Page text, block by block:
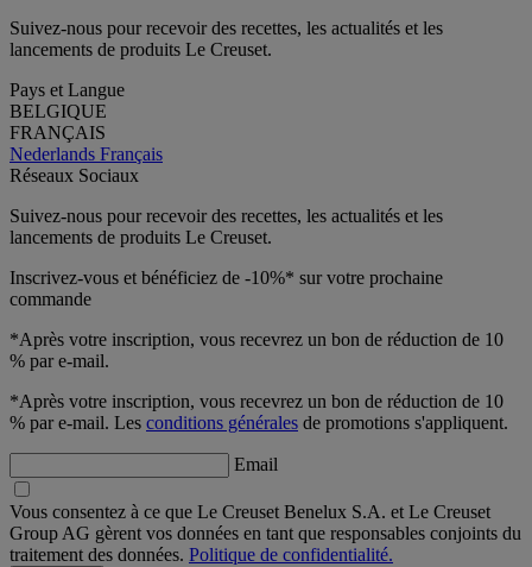
Suivez-nous pour recevoir des recettes, les actualités et les
lancements de produits Le Creuset.
Pays et Langue
BELGIQUE
FRANÇAIS
Nederlands Français
Réseaux Sociaux
Suivez-nous pour recevoir des recettes, les actualités et les
lancements de produits Le Creuset.
Inscrivez-vous et bénéficiez de -10%* sur votre prochaine
commande
*Après votre inscription, vous recevrez un bon de réduction de 10
% par e-mail.
*Après votre inscription, vous recevrez un bon de réduction de 10
% par e-mail. Les conditions générales de promotions s'appliquent.
Email
Vous consentez à ce que Le Creuset Benelux S.A. et Le Creuset
Group AG gèrent vos données en tant que responsables conjoints du
traitement des données. Politique de confidentialité.